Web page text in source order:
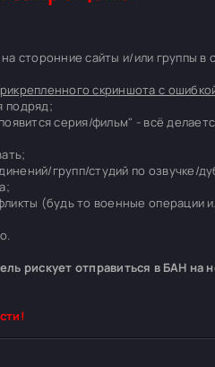
сторонние сайты и/или группы в
скриншота с
подряд;
серия/фильм" - всё
групп/студий по озвучке/
(будь то военные операции
рискует отправиться в БАН на